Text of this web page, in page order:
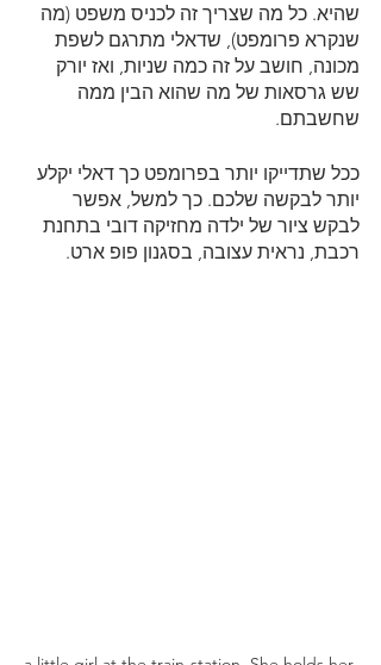
שהיא. כל מה שצריך זה לכניס משפט (מה
שנקרא פרומפט), שדאלי מתרגם לשפת
מכונה, חושב על זה כמה שניות, ואז יורק
שש גרסאות של מה שהוא הבין ממה
שחשבתם.
ככל שתדייקו יותר בפרומפט כך דאלי יקלע
יותר לבקשה שלכם. כך למשל, אפשר
לבקש ציור של ילדה מחזיקה דובי בתחנת
רכבת, נראית עצובה, בסגנון פופ ארט.